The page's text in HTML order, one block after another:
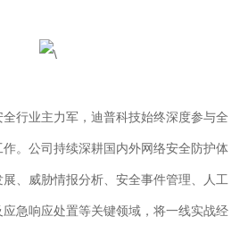
行业主力军，迪普科技始终深度参与全
。公司持续深耕国内外网络安全防护体
、威胁情报分析、安全事件管理、人工
急响应处置等关键领域，将一线实战经